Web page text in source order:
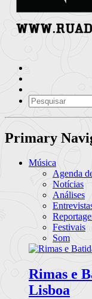
Primary
Música
Agenda
Notícias
Análises
Festivais
Som
Rimas e
Lisboa